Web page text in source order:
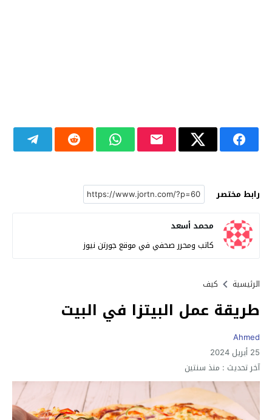
رابط مختصر
محمد أسعد
كاتب ومحرر صحفي في موقع جورتن نيوز
الرئيسية كيف
طريقة عمل البيتزا في البيت
Ahmed
25 أبريل 2024
آخر تحديث : منذ سنتين